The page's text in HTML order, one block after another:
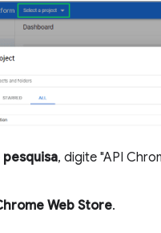
, digite "API
Web Store.